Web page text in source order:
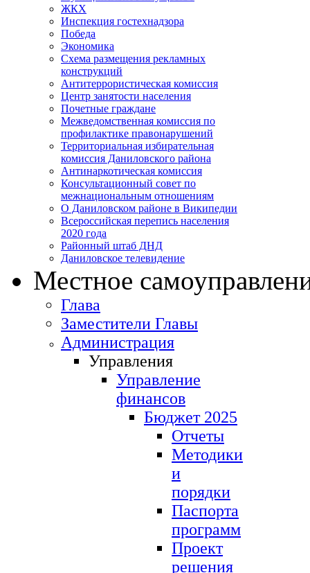
ЖКХ
Инспекция гостехнадзора
Победа
Экономика
Схема размещения рекламных
конструкций
Антитеррористическая комиссия
Центр занятости населения
Почетные граждане
Межведомственная комиссия по
профилактике правонарушений
Территориальная избирательная
комиссия Даниловского района
Антинаркотическая комиссия
Консультационный совет по
межнациональным отношениям
О Даниловском районе в Википедии
Всероссийская перепись населения
2020 года
Районный штаб ДНД
Даниловское телевидение
Местное
Глава
Заместители Главы
Администрация
Управления
Управление
финансов
Бюджет 2025
Отчеты
Методики
и
порядки
Паспорта
программ
Проект
решения